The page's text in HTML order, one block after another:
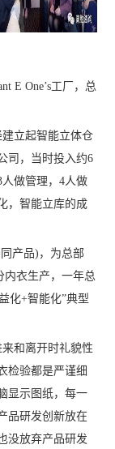
E One’s工厂，总
立起智能立体仓
司，当时投入约6
做管理，4人做
，智能立库的成
产品)，为总部
内衣生产，一年总
化+智能化”典型
和离开时礼貌性
检验都是严谨细
显示图纸，每一
品研发创新放在
没放弃产品研发